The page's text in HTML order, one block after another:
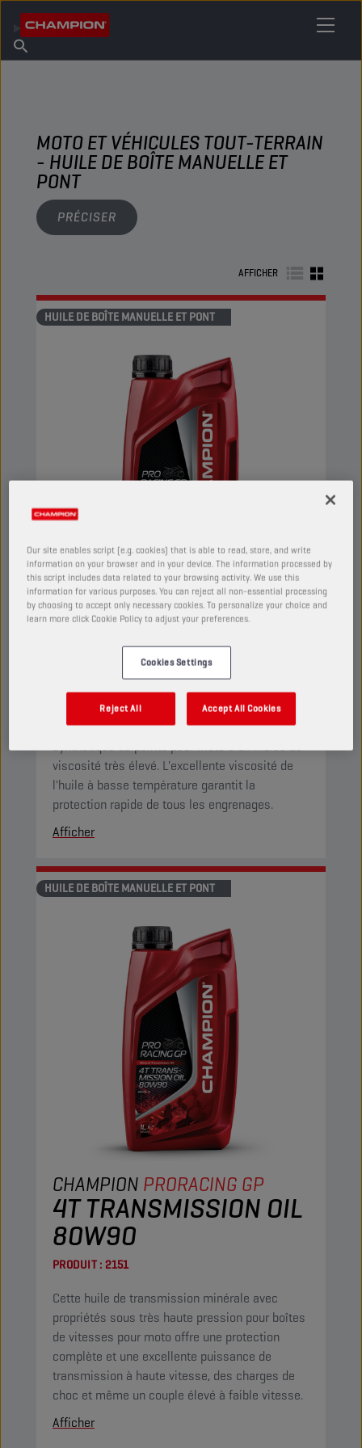
À propos de Champion
Trouver un point de vente
MOTO ET VÉHICULES TOUT-TERRAIN
- HUILE DE BOÎTE MANUELLE ET
PONT
PRÉCISER
AFFICHER
HUILE DE BOÎTE MANUELLE ET PONT
CHAMPIONPRORACING GP
4T TRANSMISSION OIL
PRODUIT :2150
Cette huile de transmission à mélange
synthétique de pointe pour moto a un indice de
viscosité très élevé. L'excellente viscosité de
l'huile à basse température garantit la
protection rapide de tous les engrenages.
Afficher
HUILE DE BOÎTE MANUELLE ET PONT
CHAMPION PRORACING GP
4T TRANSMISSION OIL
80W90
PRODUIT : 2151
Cette huile de transmission minérale avec
propriétés sous très haute pression pour boîtes
de vitesses pour moto offre une protection
complète et une excellente puissance de
transmission à haute vitesse, des charges de
choc et même un couple élevé à faible vitesse.
Afficher
Our site enables script (e.g. cookies) that is able to read, store, and write
information on your browser and in your device. The information processed by
this script includes data related to your browsing activity. We use this
information for various purposes. You can reject all non-essential processing
by choosing to accept only necessary cookies. To personalize your choice and
learn more click Cookie Policy to adjust your preferences.
Cookies Settings
Reject All Accept All Cookies